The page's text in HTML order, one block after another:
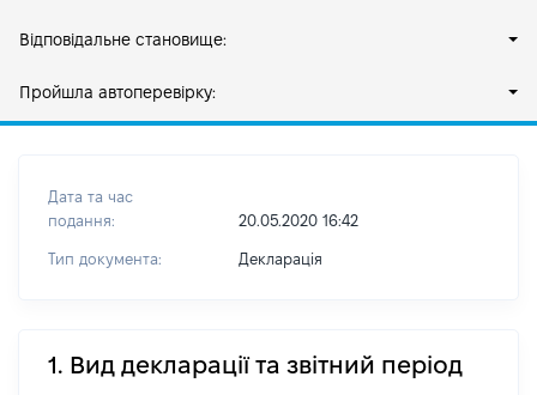
Відповідальне становище:
Пройшла автоперевірку:
Дата та час
подання:
20.05.2020 16:42
Тип документа: Декларація
1. Вид декларації та звітний період